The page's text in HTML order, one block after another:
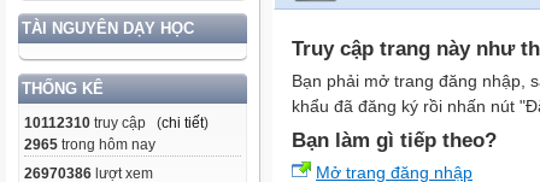
TÀI NGUYÊN DẠY HỌC
THỐNG KÊ
10112310 truy cập (chi tiết)
2965 trong hôm nay
26970386 lượt xem
Truy cập trang này như
Bạn phải mở trang đăng nhập,
khẩu đã đăng ký rồi nhấn nút
Bạn làm gì tiếp theo?
Mở trang đăng nhập